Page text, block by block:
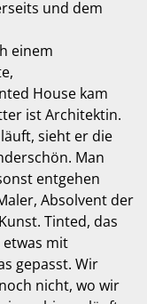
und dem
einem
House kam
ist Architektin.
sieht er die
Man
entgehen
Absolvent der
Tinted, das
etwas mit
gepasst. Wir
nicht, wo wir